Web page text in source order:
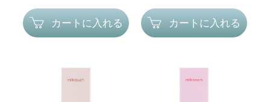
カートに入れる カートに入れる